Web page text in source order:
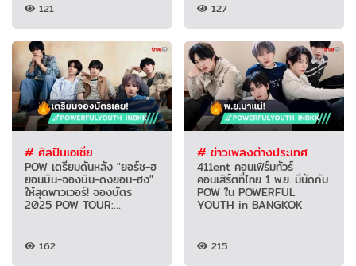
121 127
# ศิลปินเอเชีย
POW เตรียมดันหลัง "ยอร์ช-ฮ
ยอนบิน-จองบิน-ดงยอน-ฮง"
ให้สุดพาวเวอร์! จองบัตร
2025 POW TOUR:
162
# ข่าวเพลงต่างประเทศ
411ent คอนเฟิร์มทัวร์
คอนเสิร์ตที่ไทย 1 พ.ย. มีนัดกับ
POW ใน POWERFUL
YOUTH in BANGKOK
215